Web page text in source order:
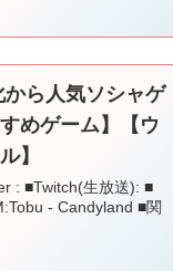
ら人気ソシャゲ
めゲーム】【ウ
】
: ■Twitch(生放送): ■
- Candyland ■関